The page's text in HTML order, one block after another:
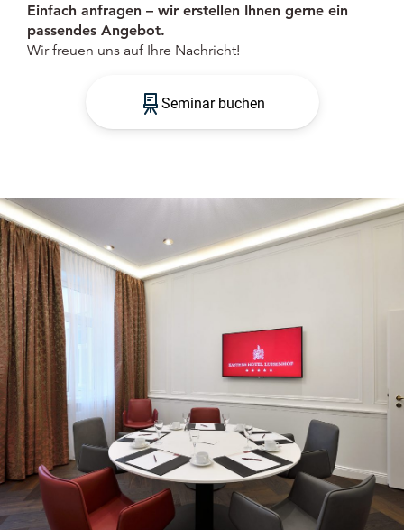
Einfach anfragen – wir erstellen Ihnen gerne ein
passendes Angebot.
Wir freuen uns auf Ihre Nachricht!